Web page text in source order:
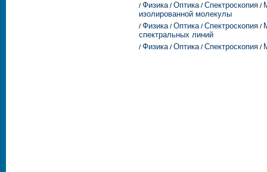
/ Физика / Оптика / Спектроскопия /
изолированной молекулы
/ Физика / Оптика / Спектроскопия /
спектральных линий
/ Физика / Оптика / Спектроскопия /